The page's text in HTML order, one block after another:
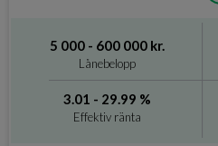
Direktutbetalning
Krav och avgifter
5 000 - 600 000 kr.
Lånebelopp
3.01 - 29.99 %
Effektiv ränta